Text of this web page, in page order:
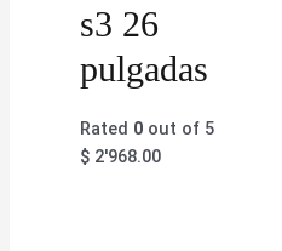
s3 26
pulgadas
Rated 0 out of 5
$ 2'968.00